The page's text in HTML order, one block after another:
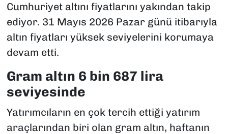
Cumhuriyet altını fiyatlarını yakından takip
ediyor. 31 Mayıs 2026 Pazar günü itibarıyla
altın fiyatları yüksek seviyelerini korumaya
devam etti.
Gram altın 6 bin 687 lira
seviyesinde
Yatırımcıların en çok tercih ettiği yatırım
araçlarından biri olan gram altın, haftanın